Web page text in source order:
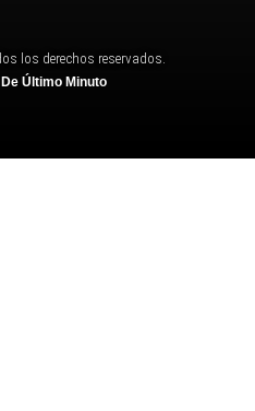
los derechos reservados.
Último Minuto